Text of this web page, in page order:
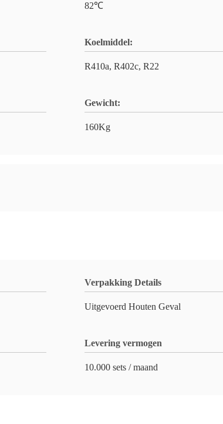
82℃
Koelmiddel:
R410a, R402c, R22
Gewicht:
160Kg
Verpakking Details
Uitgevoerd Houten Geval
Levering vermogen
10.000 sets / maand